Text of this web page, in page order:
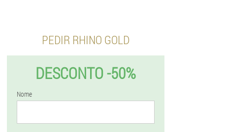
PEDIR RHINO GOLD
DESCONTO -50%
Nome